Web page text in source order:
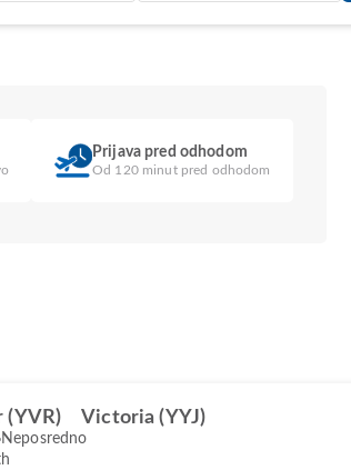
Prijava pred odhodom
Od 120 minut pred odhodom
(YVR) Victoria (YYJ)
Neposredno